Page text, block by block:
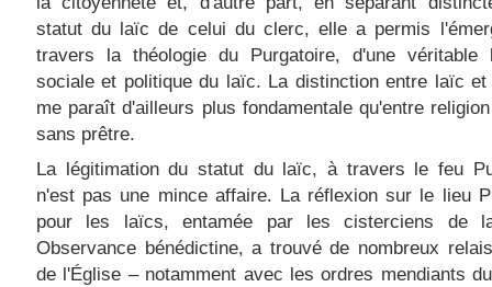
statut du laïc de celui du clerc, elle a permis
travers la théologie du Purgatoire, d'une véritable
sociale et politique du laïc. La distinction entre laïc et
me paraît d'ailleurs plus fondamentale qu'entre
sans prêtre.
La légitimation du statut du laïc, à travers le feu
n'est pas une mince affaire. La réflexion sur le lieu
pour les laïcs, entamée par les cisterciens de
Observance bénédictine, a trouvé de nombreux
de l'Église – notamment avec les ordres mendiants